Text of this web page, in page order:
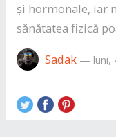
și hormonale, iar
sănătatea fizică
Sadak— luni,